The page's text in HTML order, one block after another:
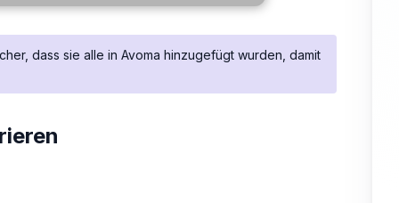
dass sie alle in Avoma hinzugefügt wurden, damit